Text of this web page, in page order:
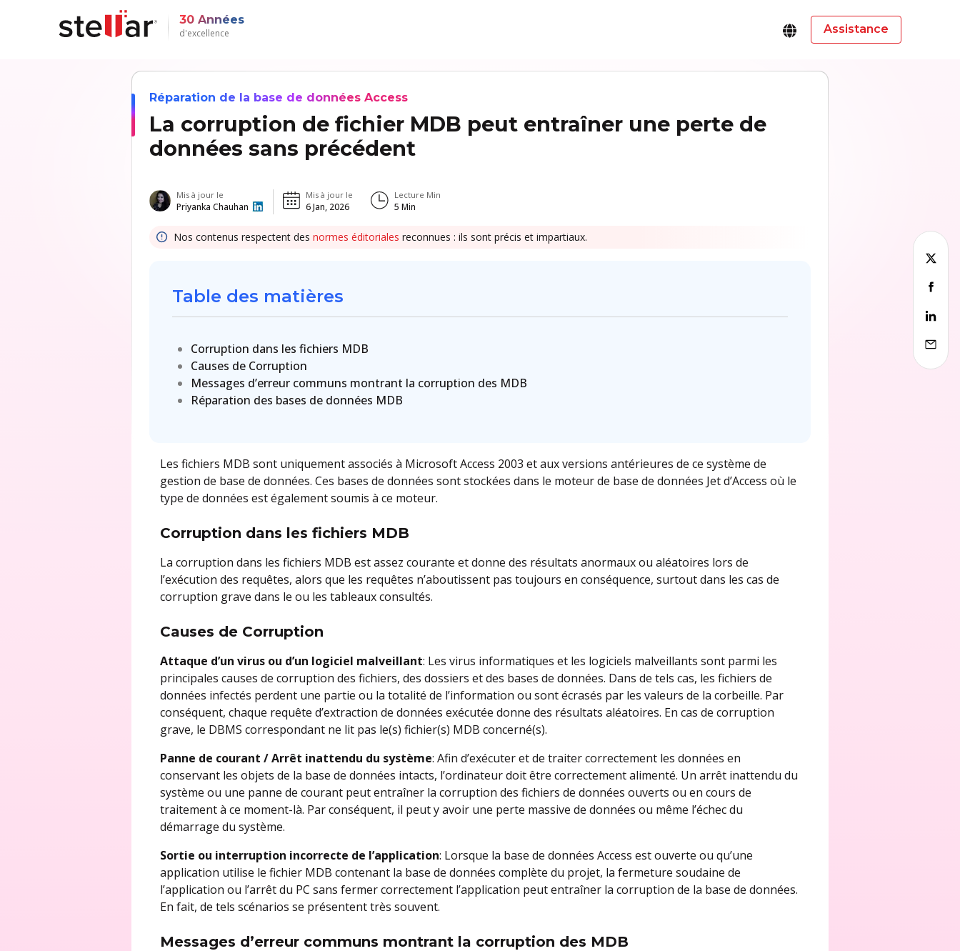
30 Années
d'excellence Assistance
Réparation de la base de données Access
La corruption de fichier MDB peut entraîner une perte de
données sans précédent
Mis à jour le
Priyanka Chauhan
Mis à jour le
6 Jan, 2026
Lecture Min
5 Min
Nos contenus respectent desnormes éditoriales reconnues : ils sont précis et impartiaux.
Table des matières
Corruption dans les fichiers MDB
Causes de Corruption
Messages d’erreur communs montrant la corruption des MDB
Réparation des bases de données MDB
Les fichiers MDB sont uniquement associés à Microsoft Access 2003 et aux versions antérieures de ce système de
gestion de base de données. Ces bases de données sont stockées dans le moteur de base de données Jet d’Access où le
type de données est également soumis à ce moteur.
Corruption dans les fichiers MDB
La corruption dans les fichiers MDB est assez courante et donne des résultats anormaux ou aléatoires lors de
l’exécution des requêtes, alors que les requêtes n’aboutissent pas toujours en conséquence, surtout dans les cas de
corruption grave dans le ou les tableaux consultés.
Causes de Corruption
Attaque d’un virus ou d’un logiciel malveillant: Les virus informatiques et les logiciels malveillants sont parmi les
principales causes de corruption des fichiers, des dossiers et des bases de données. Dans de tels cas, les fichiers de
données infectés perdent une partie ou la totalité de l’information ou sont écrasés par les valeurs de la corbeille. Par
conséquent, chaque requête d’extraction de données exécutée donne des résultats aléatoires. En cas de corruption
grave, le DBMS correspondant ne lit pas le(s) fichier(s) MDB concerné(s).
Panne de courant / Arrêt inattendu du système: Afin d’exécuter et de traiter correctement les données en
conservant les objets de la base de données intacts, l’ordinateur doit être correctement alimenté. Un arrêt inattendu du
système ou une panne de courant peut entraîner la corruption des fichiers de données ouverts ou en cours de
traitement à ce moment-là. Par conséquent, il peut y avoir une perte massive de données ou même l’échec du
démarrage du système.
Sortie ou interruption incorrecte de l’application: Lorsque la base de données Access est ouverte ou qu’une
application utilise le fichier MDB contenant la base de données complète du projet, la fermeture soudaine de
l’application ou l’arrêt du PC sans fermer correctement l’application peut entraîner la corruption de la base de données.
En fait, de tels scénarios se présentent très souvent.
Messages d’erreur communs montrant la corruption des MDB